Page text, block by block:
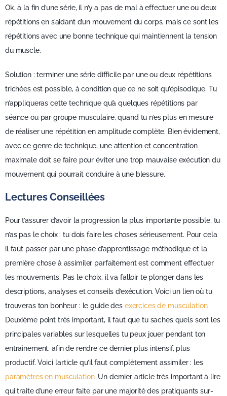
Ok, à la fin d’une série, il n’y a pas de mal à effectuer une ou deux
répétitions en s’aidant d’un mouvement du corps, mais ce sont les
répétitions avec une bonne technique qui maintiennent la tension
du muscle.
Solution : terminer une série difficile par une ou deux répétitions
trichées est possible, à condition que ce ne soit qu’épisodique. Tu
n’appliqueras cette technique qu’à quelques répétitions par
séance ou par groupe musculaire, quand tu n’es plus en mesure
de réaliser une répétition en amplitude complète. Bien évidement,
avec ce genre de technique, une attention et concentration
maximale doit se faire pour éviter une trop mauvaise exécution du
mouvement qui pourrait conduire à une blessure.
Lectures Conseillées
Pour t’assurer d’avoir la progression la plus importante possible, tu
n’as pas le choix : tu dois faire les choses sérieusement. Pour cela
il faut passer par une phase d’apprentissage méthodique et la
première chose à assimiler parfaitement est comment effectuer
les mouvements. Pas le choix, il va falloir te plonger dans les
descriptions, analyses et conseils d’exécution. Voici un lien où tu
trouveras ton bonheur : le guide des exercices de musculation.
Deuxième point très important, il faut que tu saches quels sont les
principales variables sur lesquelles tu peux jouer pendant ton
entrainement, afin de rendre ce dernier plus intensif, plus
productif. Voici l’article qu’il faut complètement assimiler : les
paramètres en musculation. Un dernier article très important à lire
qui traite d’une erreur faite par une majorité des pratiquants sur-